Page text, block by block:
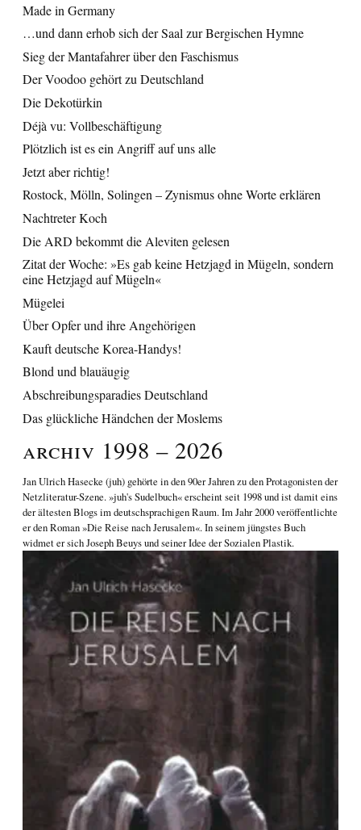
Made in Germany
…und dann erhob sich der Saal zur Bergischen Hymne
Sieg der Mantafahrer über den Faschismus
Der Voodoo gehört zu Deutschland
Die Dekotürkin
Déjà vu: Vollbeschäftigung
Plötzlich ist es ein Angriff auf uns alle
Jetzt aber richtig!
Rostock, Mölln, Solingen – Zynismus ohne Worte erklären
Nachtreter Koch
Die ARD bekommt die Aleviten gelesen
Zitat der Woche: »Es gab keine Hetzjagd in Mügeln, sondern
eine Hetzjagd auf Mügeln«
Mügelei
Über Opfer und ihre Angehörigen
Kauft deutsche Korea-Handys!
Blond und blauäugig
Abschreibungsparadies Deutschland
Das glückliche Händchen der Moslems
Archiv 1998 – 2026
Jan Ulrich Hasecke (juh) gehörte in den 90er Jahren zu den Protagonisten der
Netzliteratur-Szene. »juh's Sudelbuch« erscheint seit 1998 und ist damit eins
der ältesten Blogs im deutschsprachigen Raum. Im Jahr 2000 veröffentlichte
er den Roman»Die Reise nach Jerusalem«. In seinem jüngstes Buch
widmet er sichJoseph Beuys und seiner Idee der Sozialen Plastik.